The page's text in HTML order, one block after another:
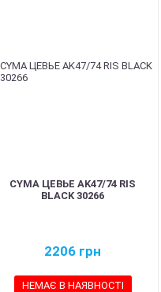
CYMA ЦЕВЬЕ AK47/74 RIS
BLACK 30266
2206 грн
НЕМАЄ В НАЯВНОСТІ